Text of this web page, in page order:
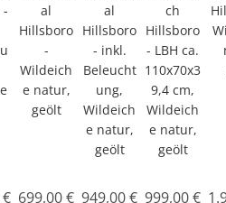
-
al
Hillsboro
-
Wildeich
e natur,
geölt
699,00 €
al
Hillsboro
- inkl.
Beleucht
ung,
Wildeich
e natur,
geölt
949,00 €
ch
Hillsboro
- LBH ca.
110x70x3
9,4 cm,
Wildeich
e natur,
geölt
999,00 €